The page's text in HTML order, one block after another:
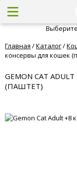
Главная /Каталог/
консервы для кошек
GEMON CAT
(ПАШТЕТ)